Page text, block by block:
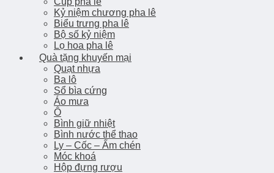
Kỷ niệm chương pha lê
Biểu trưng pha lê
Bộ số kỷ niệm
Lọ hoa pha lê
Quà tặng khuyến mại
Quạt nhựa
Ba lô
Sổ bìa cứng
Áo mưa
Ô
Bình giữ nhiệt
Bình nước thể thao
Ly – Cốc – Ấm chén
Móc khoá
Hộp đựng rượu